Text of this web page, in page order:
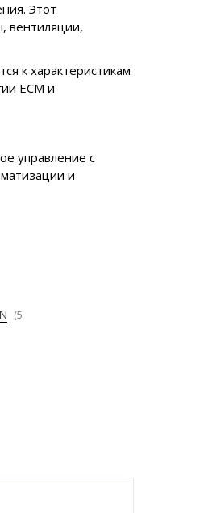
Этот
вентиляции,
к характеристикам
ECM и
управление с
и
(5